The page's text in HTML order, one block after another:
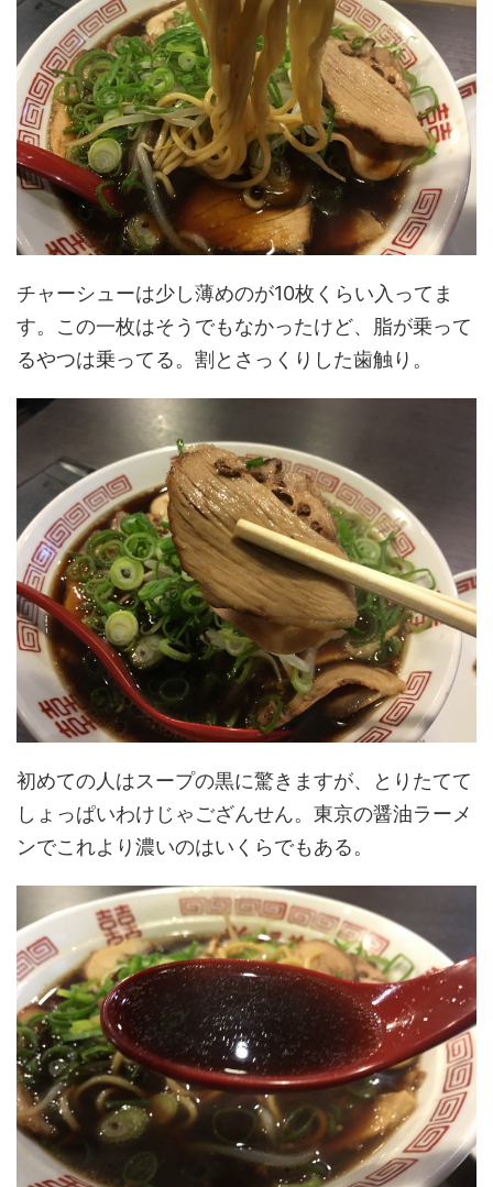
チャーシューは少し薄めのが10枚くらい入ってま
す。この一枚はそうでもなかったけど、脂が乗って
るやつは乗ってる。割とさっくりした歯触り。
初めての人はスープの黒に驚きますが、とりたてて
しょっぱいわけじゃござんせん。東京の醤油ラーメ
ンでこれより濃いのはいくらでもある。